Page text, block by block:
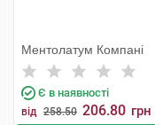
Ментолатум Компані
Є в наявності
від 258.50 206.80 грн